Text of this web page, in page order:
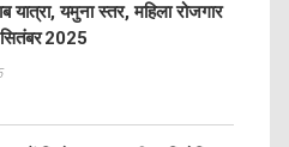
यात्रा, यमुना स्तर, महिला रोजगार
2025